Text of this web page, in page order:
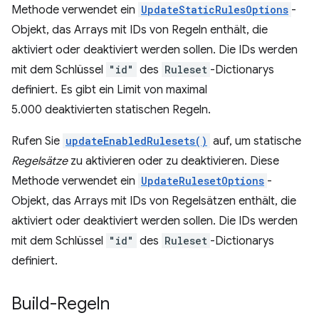
Methode verwendet ein UpdateStaticRulesOptions -
Objekt, das Arrays mit IDs von Regeln enthält, die
aktiviert oder deaktiviert werden sollen. Die IDs werden
mit dem Schlüssel "id" des Ruleset -Dictionarys
definiert. Es gibt ein Limit von maximal
5.000 deaktivierten statischen Regeln.
Rufen Sie updateEnabledRulesets() auf, um statische
Regelsätzezu aktivieren oder zu deaktivieren. Diese
Methode verwendet ein UpdateRulesetOptions -
Objekt, das Arrays mit IDs von Regelsätzen enthält, die
aktiviert oder deaktiviert werden sollen. Die IDs werden
mit dem Schlüssel "id" des Ruleset -Dictionarys
definiert.
Build-Regeln